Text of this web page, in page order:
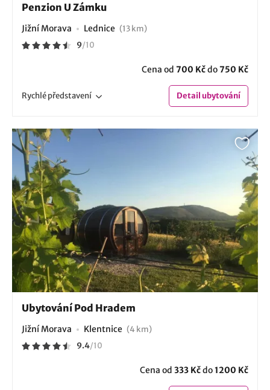
Penzion U Zámku
Jižní Morava Lednice (13 km)
9/10
Cena od 700 Kčdo750 Kč
Rychlépředstavení Detailubytování
Ubytování Pod Hradem
Jižní Morava Klentnice (4 km)
9.4/10
Cena od 333 Kčdo1200 Kč